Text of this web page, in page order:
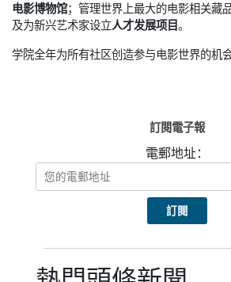
电影博物馆；管理世界上最大的电影相关
及为新兴艺术家设立人才发展项目。
学院全年为所有社区创造参与电影世界的机会
訂閱電子報
電郵地址：